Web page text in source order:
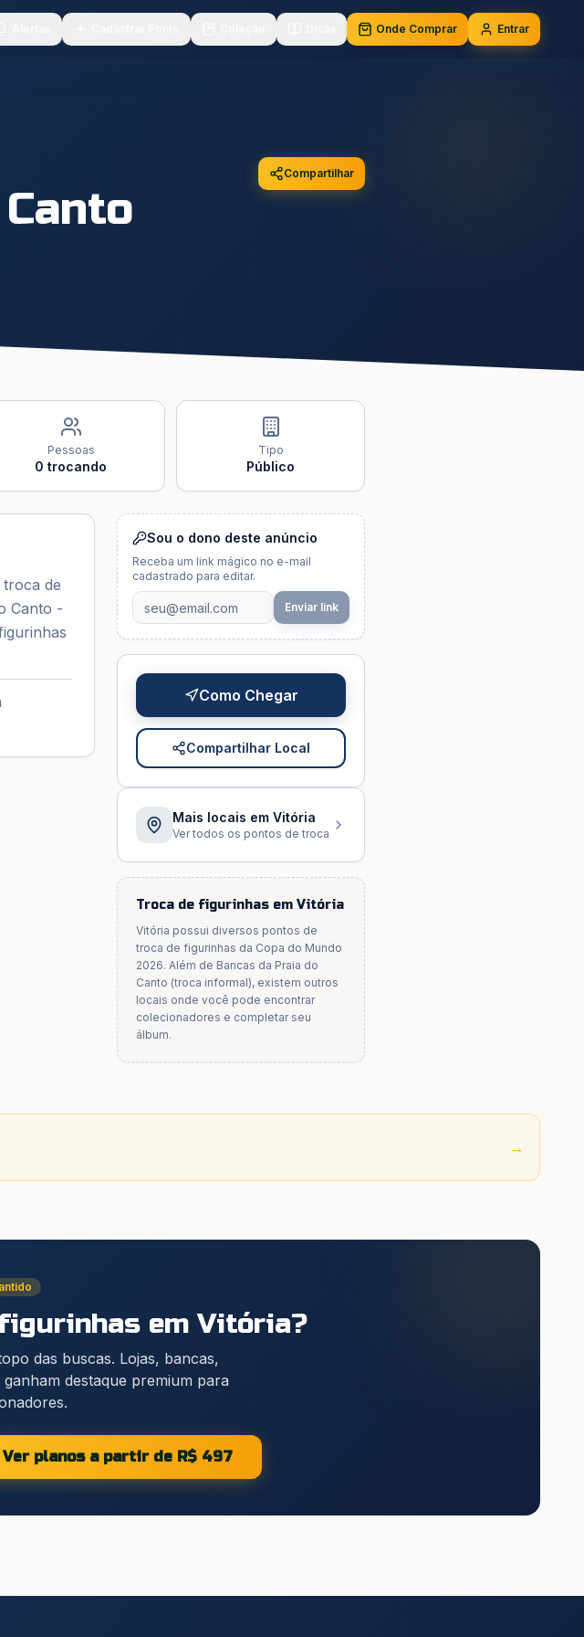
Onde Comprar Entrar
Compartilhar
Pessoas
0 trocando
Tipo
Público
de
Canto -
Sou o dono deste anúncio
Receba um link mágico no e-mail
cadastrado para editar.
Enviar link
Como Chegar
Compartilhar Local
Mais locais em Vitória
Ver todos os pontos de troca
Troca de figurinhas em Vitória
Vitória possui diversos pontos de
troca de figurinhas da Copa do Mundo
2026. Além de Bancas da Praia do
Canto (troca informal), existem outros
locais onde você pode encontrar
colecionadores e completar seu
álbum.
→
em Vitória?
das buscas. Lojas, bancas,
destaque premium para
Ver planos a partir de R$ 497